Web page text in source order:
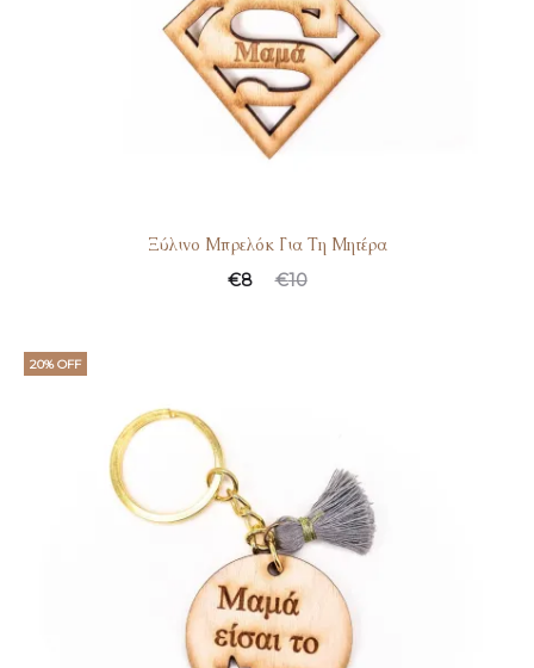
Ξύλινο Μπρελόκ Για Τη Μητέρα
€10
€8
20% OFF